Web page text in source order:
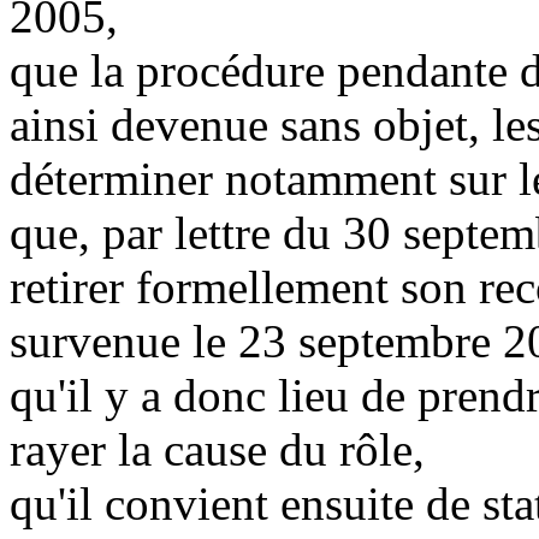
2005,
que la procédure pendante
ainsi devenue sans objet,
déterminer notamment sur
que, par lettre du 30
retirer formellement son
survenue le 23 septembre
qu'il y a donc lieu de
rayer la cause du rôle,
qu'il convient ensuite de